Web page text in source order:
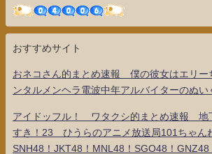
おすすめサイト
おネコさん的まとめ速報 僕の彼女はエリー
ンタルメンヘラ電波中年アルバイターのぬ
アイドッフル！ ワタクシ的まとめ速報 地
すき！23 ひうらのアニメ放送局101ちゃん
SNH48！JKT48！MNL48！SGO48！GNZ48